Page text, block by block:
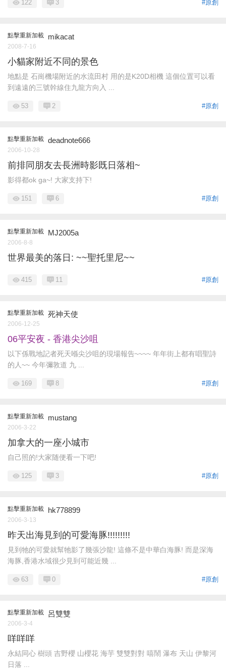
#原創
122 3
點擊重新加載 mikacat
2008-7-16
小貓家附近不同的景色
地點是 石崗機場附近的水流田村 用的是K20D相機 這個位置可以看
到遠遠的三號幹線住九龍方向入 ...
#原創
53 2
點擊重新加載 deadnote666
2006-10-28
前排同朋友去長洲時影既日落相~
影得都ok ga~! 大家支持下!
#原創
151 6
點擊重新加載 MJ2005a
2006-8-8
世界最美的落日: ~~聖托里尼~~
#原創
415 11
點擊重新加載 死神天使
2006-12-25
06平安夜 - 香港尖沙咀
以下係戰地記者死天喺尖沙咀的現場報告~~~~ 年年街上都有唱聖詩
的人~~ 今年彌敦道 九 ...
#原創
169 8
點擊重新加載 mustang
2006-3-22
加拿大的一座小城市
自己照的!大家随便看一下吧!
#原創
125 3
點擊重新加載 hk778899
2006-3-13
昨天出海見到的可愛海豚!!!!!!!!!
見到牠的可愛就幫牠影了幾張沙龍! 這條不是中華白海豚! 而是深海
海豚,香港水域很少見到可能近幾 ...
#原創
63 0
點擊重新加載 呂雙雙
2006-3-4
咩咩咩
永結同心 樹頭 吉野櫻 山櫻花 海芋 雙雙對對 嘻鬧 瀑布 天山 伊黎河
日落 ...